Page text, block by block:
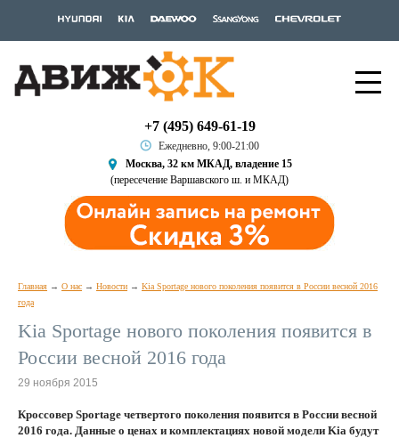
+7 (495) 649-61-19
Ежедневно, 9:00-21:00
Москва, 32 км МКАД, владение 15
(пересечение Варшавского ш. и МКАД)
Главная О нас Новости
Kia Sportage нового поколения появится в России весной 2016
года
Kia Sportage нового поколения появится в
России весной 2016 года
29 ноября 2015
Кроссовер Sportage четвертого поколения появится в России весной
2016 года. Данные о ценах и комплектациях новой модели Kia будут